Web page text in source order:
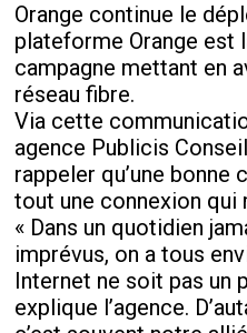
Orange continue le
plateforme Orange est
campagne mettant en
réseau fibre.
Via cette
agence Publicis
rappeler qu’une bonne
tout une connexion qui
« Dans un quotidien
imprévus, on a tous
Internet ne soit pas un
explique l’agence.